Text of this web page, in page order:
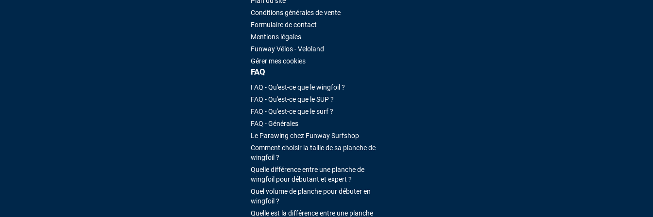
Conditions générales de vente
Formulaire de contact
Mentions légales
Funway Vélos - Veloland
Gérer mes cookies
FAQ
FAQ - Qu'est-ce que le wingfoil ?
FAQ - Qu'est-ce que le SUP ?
FAQ - Qu'est-ce que le surf ?
FAQ - Générales
Le Parawing chez Funway Surfshop
Comment choisir la taille de sa planche de
wingfoil ?
Quelle différence entre une planche de
wingfoil pour débutant et expert ?
Quel volume de planche pour débuter en
wingfoil ?
Quelle est la différence entre une planche